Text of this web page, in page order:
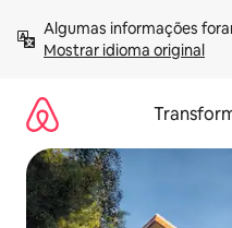
para
Mostrar idioma original